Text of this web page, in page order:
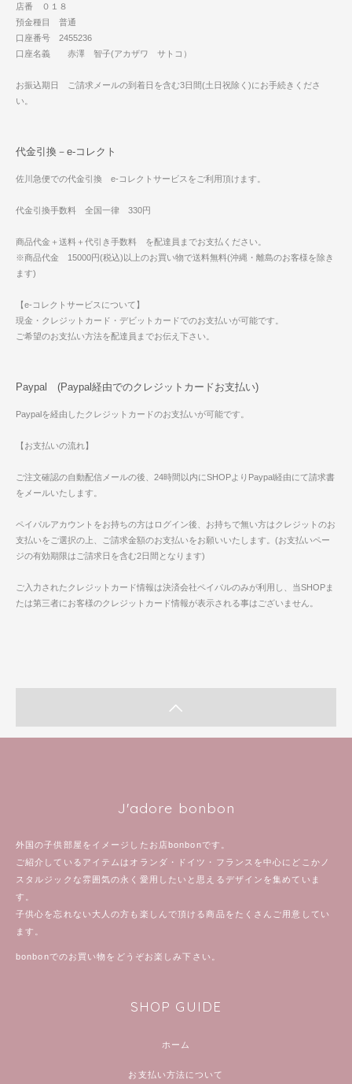
店番 ０１８
預金種目 普通
口座番号 2455236
口座名義 赤澤 智子(アカザワ サトコ）
お振込期日 ご請求メールの到着日を含む3日間(土日祝除く)にお手続きくださ
い。
代金引換－e-コレクト
佐川急便での代金引換 e-コレクトサービスをご利用頂けます。
代金引換手数料 全国一律 330円
商品代金＋送料＋代引き手数料 を配達員までお支払ください。
※商品代金 15000円(税込)以上のお買い物で送料無料(沖縄・離島のお客様を除き
ます)
【e-コレクトサービスについて】
現金・クレジットカード・デビットカードでのお支払いが可能です。
ご希望のお支払い方法を配達員までお伝え下さい。
Paypal (Paypal経由でのクレジットカードお支払い)
Paypalを経由したクレジットカードのお支払いが可能です。
【お支払いの流れ】
ご注文確認の自動配信メールの後、24時間以内にSHOPよりPaypal経由にて請求書
をメールいたします。
ペイパルアカウントをお持ちの方はログイン後、お持ちで無い方はクレジットのお
支払いをご選択の上、ご請求金額のお支払いをお願いいたします。(お支払いペー
ジの有効期限はご請求日を含む2日間となります)
ご入力されたクレジットカード情報は決済会社ペイパルのみが利用し、当SHOPま
たは第三者にお客様のクレジットカード情報が表示される事はございません。
J'adore bonbon
外国の子供部屋をイメージしたお店bonbonです。
ご紹介しているアイテムはオランダ・ドイツ・フランスを中心にどこかノ
スタルジックな雰囲気の永く愛用したいと思えるデザインを集めていま
す。
子供心を忘れない大人の方も楽しんで頂ける商品をたくさんご用意してい
ます。
bonbonでのお買い物をどうぞお楽しみ下さい。
SHOP GUIDE
ホーム
お支払い方法について